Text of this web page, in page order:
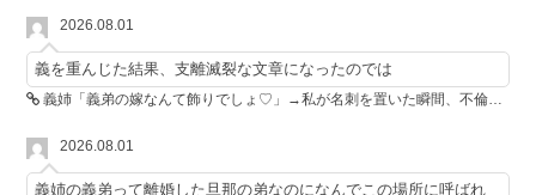
2026.08.01
義を重んじた結果、支離滅裂な文章になったのでは
義姉「義弟の嫁なんて飾りでしょ♡」→私が名刺を置いた瞬間、不倫相手が青ざめた
2026.08.01
義姉の義弟って離婚した旦那の弟なのになんでこの場所に呼ばれ